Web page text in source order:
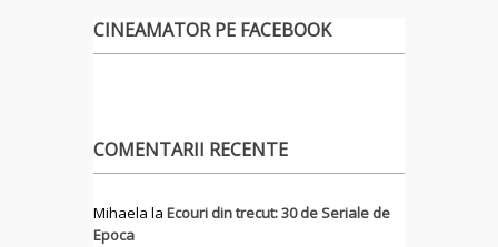
CINEAMATOR PE FACEBOOK
COMENTARII RECENTE
Mihaela la Ecouri din trecut: 30 de Seriale de
Epoca